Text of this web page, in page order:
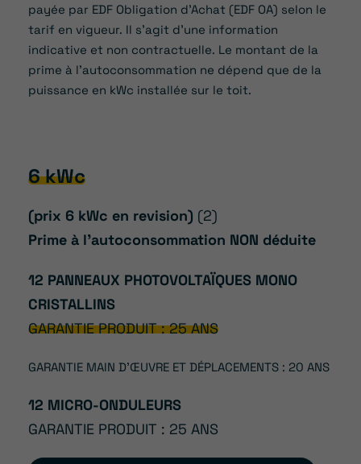
payée par EDF Obligation d’Achat (EDF OA) selon le
tarif en vigueur. Il s’agit d’une information
indicative et non contractuelle. Le montant de la
prime à l’autoconsommation ne dépend que de la
puissance en kWc installée sur le toit.
6 kWc
(prix 6 kWc en revision) (2)
Prime à l’autoconsommation NON déduite
12 PANNEAUX PHOTOVOLTAÏQUES MONO
CRISTALLINS
GARANTIE PRODUIT : 25 ANS
GARANTIE MAIN D’ŒUVRE ET DÉPLACEMENTS : 20 ANS
12 MICRO-ONDULEURS
GARANTIE PRODUIT : 25 ANS